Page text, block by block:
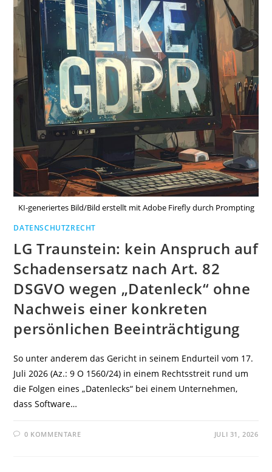
KI-generiertes Bild/Bild erstellt mit Adobe Firefly durch Prompting
DATENSCHUTZRECHT
LG Traunstein: kein Anspruch auf
Schadensersatz nach Art. 82
DSGVO wegen „Datenleck“ ohne
Nachweis einer konkreten
persönlichen Beeinträchtigung
So unter anderem das Gericht in seinem Endurteil vom 17.
Juli 2026 (Az.: 9 O 1560/24) in einem Rechtsstreit rund um
die Folgen eines „Datenlecks“ bei einem Unternehmen,
dass Software…
0 KOMMENTARE JULI 31, 2026